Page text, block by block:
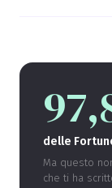
delle
Ma questo
che ti ha